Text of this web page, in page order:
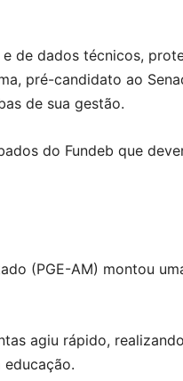
de dados técnicos,
pré-candidato ao
de sua gestão.
do Fundeb que
(PGE-AM) montou
agiu rápido,